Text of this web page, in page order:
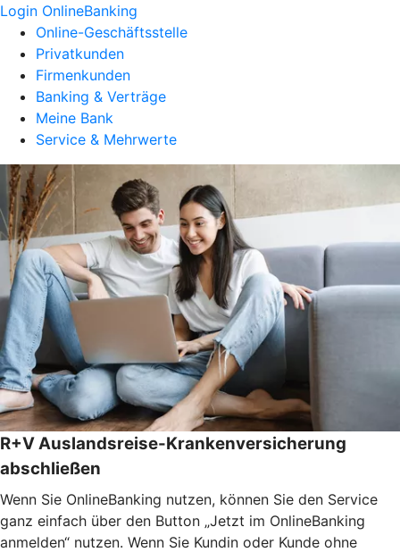
Login OnlineBanking
Online-Geschäftsstelle
Privatkunden
Firmenkunden
Banking & Verträge
Meine Bank
Service & Mehrwerte
R+V Auslandsreise-Krankenversicherung
abschließen
Wenn Sie OnlineBanking nutzen, können Sie den Service
ganz einfach über den Button „Jetzt im OnlineBanking
anmelden“ nutzen. Wenn Sie Kundin oder Kunde ohne